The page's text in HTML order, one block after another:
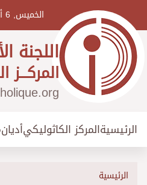
الخميس, 6 أغسطس, 2026
اللجنة
المركـــز
الرئيسيةالمركز الكاثوليكيأديان
الرئيسية